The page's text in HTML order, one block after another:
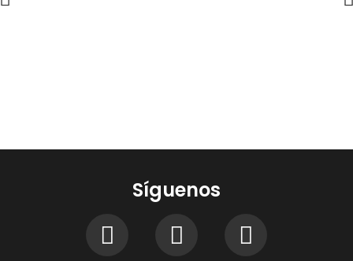
Síguenos